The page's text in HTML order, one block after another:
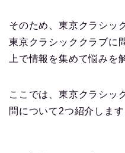
そのため、東京クラシッ
東京クラシッククラブに
上で情報を集めて悩みを
ここでは、東京クラシッ
問について2つ紹介します